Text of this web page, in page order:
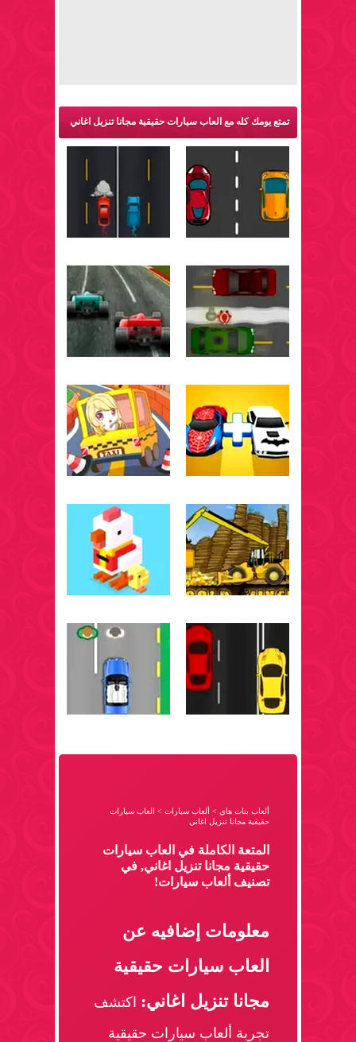
تمتع يومك كله مع العاب سيارات حقيقية مجانا تنزيل اغاني
والمزيد من ألعاب سيارات:
ألعاب بنات هاي > ألعاب سيارات > العاب سيارات
حقيقية مجانا تنزيل اغاني
المتعة الكاملة في العاب سيارات
حقيقية مجانا تنزيل اغاني, في
تصنيف ألعاب سيارات!
معلومات إضافيه عن
العاب سيارات حقيقية
مجانا تنزيل اغاني: اكتشف
تجربة ألعاب سيارات حقيقية